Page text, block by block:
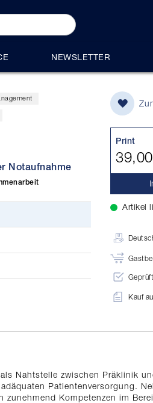
NEWSLETTER
Notaufnahme
Print
Artikel
Kauf
Nahtstelle zwischen Präklinik
Patientenversorgung.
zunehmend Kompetenzen im